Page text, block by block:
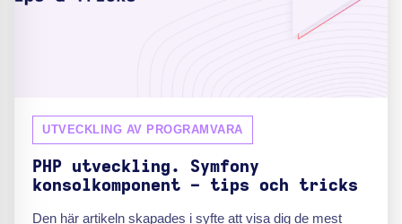
UTVECKLING AV PROGRAMVARA
PHP utveckling. Symfony
konsolkomponent - tips och tricks
Den här artikeln skapades i syfte att visa dig de mest